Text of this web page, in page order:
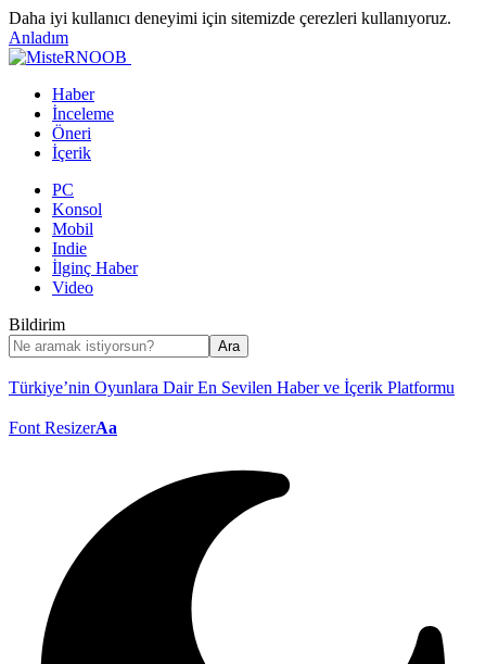
Daha iyi kullanıcı deneyimi için sitemizde çerezleri kullanıyoruz.
Anladım
Haber
İnceleme
Öneri
İçerik
PC
Konsol
Mobil
Indie
İlginç Haber
Video
Bildirim
Türkiye’nin Oyunlara Dair En Sevilen Haber ve İçerik Platformu
Font ResizerAa